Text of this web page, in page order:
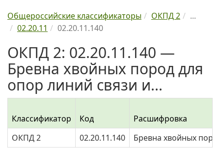
Общероссийские классификаторы ОКПД 2
...
02.20.11
02.20.11.140
ОКПД 2: 02.20.11.140 —
Бревна хвойных пород для
опор линий связи и...
Классификатор Код
Расшифровка
ОКПД 2
02.20.11.140 Бревна хвойных